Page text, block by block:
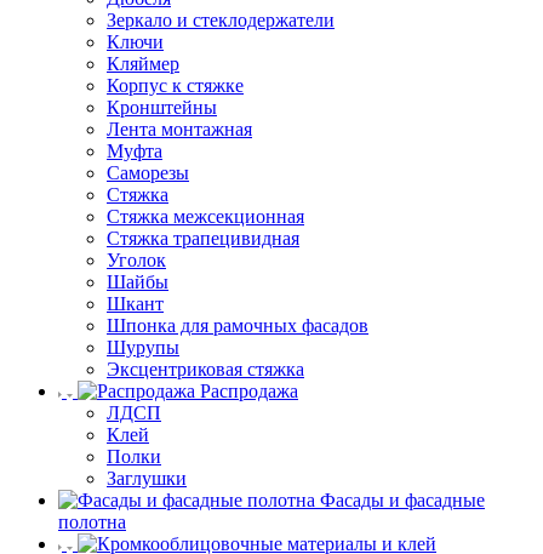
Зеркало и стеклодержатели
Ключи
Кляймер
Корпус к стяжке
Кронштейны
Лента монтажная
Муфта
Саморезы
Стяжка
Стяжка межсекционная
Стяжка трапецивидная
Уголок
Шайбы
Шкант
Шпонка для рамочных фасадов
Шурупы
Эксцентриковая стяжка
Распродажа
ЛДСП
Клей
Полки
Заглушки
Фасады и фасадные
полотна